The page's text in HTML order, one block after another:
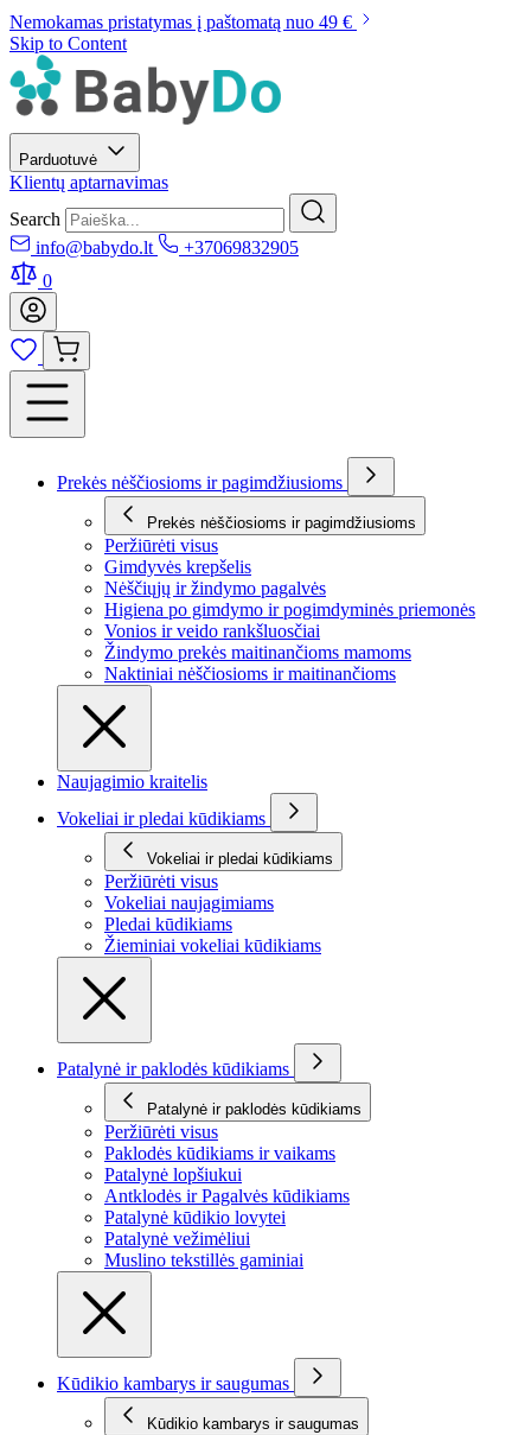
Nemokamas pristatymas į paštomatą nuo 49 €
Skip to Content
Parduotuvė
Klientų aptarnavimas
Search
info@babydo.lt
+37069832905
0
Prekės nėščiosioms ir pagimdžiusioms
Prekės nėščiosioms ir pagimdžiusioms
Peržiūrėti visus
Gimdyvės krepšelis
Nėščiųjų ir žindymo pagalvės
Higiena po gimdymo ir pogimdyminės priemonės
Vonios ir veido rankšluosčiai
Žindymo prekės maitinančioms mamoms
Naktiniai nėščiosioms ir maitinančioms
Naujagimio kraitelis
Vokeliai ir pledai kūdikiams
Vokeliai ir pledai kūdikiams
Peržiūrėti visus
Vokeliai naujagimiams
Pledai kūdikiams
Žieminiai vokeliai kūdikiams
Patalynė ir paklodės kūdikiams
Patalynė ir paklodės kūdikiams
Peržiūrėti visus
Paklodės kūdikiams ir vaikams
Patalynė lopšiukui
Antklodės ir Pagalvės kūdikiams
Patalynė kūdikio lovytei
Patalynė vežimėliui
Muslino tekstillės gaminiai
Kūdikio kambarys ir saugumas
Kūdikio kambarys ir saugumas